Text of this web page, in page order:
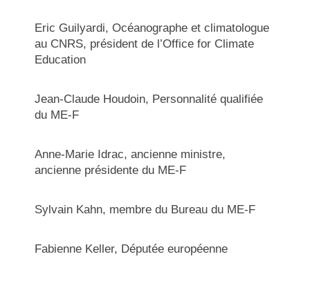
Eric Guilyardi, Océanographe et climatologue
au CNRS, président de l’Office for Climate
Education
Jean-Claude Houdoin, Personnalité qualifiée
du ME-F
Anne-Marie Idrac, ancienne ministre,
ancienne présidente du ME-F
Sylvain Kahn, membre du Bureau du ME-F
Fabienne Keller, Députée européenne